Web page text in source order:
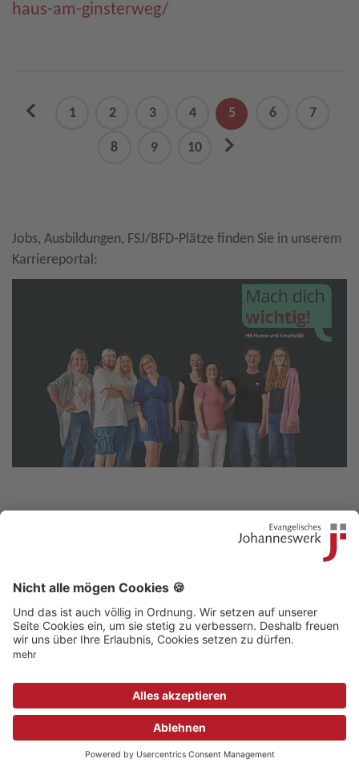
haus-am-ginsterweg/
previous
1 2 3 4 5 6 7
8 9 10
Jobs, Ausbildungen, FSJ/BFD-Plätze finden Sie in unserem
Karriereportal:
Beschwerdestelle Impressum Sitemap